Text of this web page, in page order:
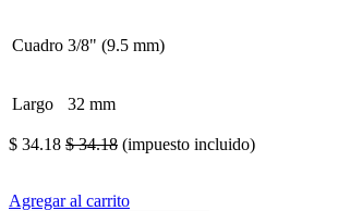
Cuadro 3/8" (9.5 mm)
Largo 32 mm
$ 34.18 $34.18 (impuesto incluido)
Agregar al carrito